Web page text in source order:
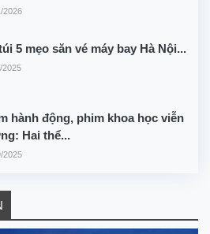
2026
5 mẹo săn vé máy bay Hà Nội...
2025
hành động, phim khoa học viễn
Hai thể...
2025